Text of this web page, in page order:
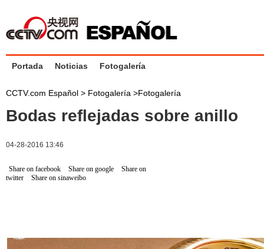
Portada Noticias Fotogalería
CCTV.com Español > Fotogalería >Fotogalería
Bodas reflejadas sobre anillo
04-28-2016 13:46
Share on facebook Share on google
Share on
twitter
Share on sinaweibo